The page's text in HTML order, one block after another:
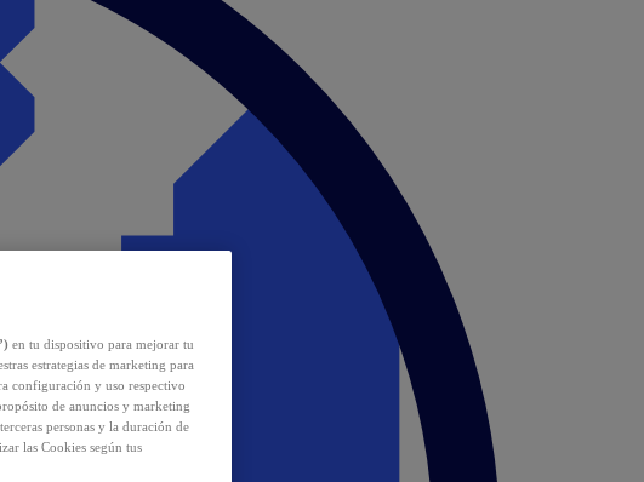
en tu dispositivo para mejorar tu
estrategias de marketing para
configuración y uso respectivo
de anuncios y marketing
personas y la duración de
las Cookies según tus